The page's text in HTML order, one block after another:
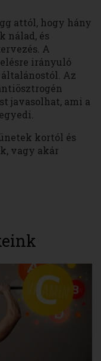
attól, hogy hány
nálad, és
A
irányuló
Az
javasolhat, ami a
kortól és
vagy akár